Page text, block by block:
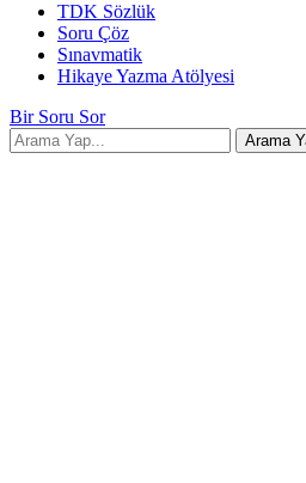
TDK Sözlük
Soru Çöz
Sınavmatik
Hikaye Yazma Atölyesi
Bir Soru Sor